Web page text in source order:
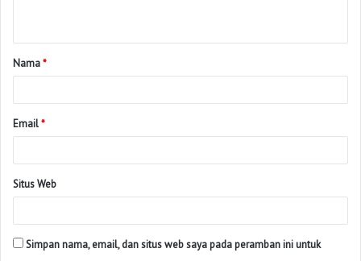
Nama*
Email*
Situs Web
Simpan nama, email, dan situs web saya pada peramban ini untuk